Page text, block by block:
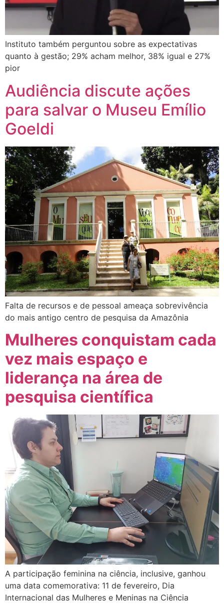
Instituto também perguntou sobre as expectativas
quanto à gestão; 29% acham melhor, 38% igual e 27%
pior
Audiência discute ações
para salvar o Museu Emílio
Goeldi
Falta de recursos e de pessoal ameaça sobrevivência
do mais antigo centro de pesquisa da Amazônia
Mulheres conquistam cada
vez mais espaço e
liderança na área de
pesquisa científica
A participação feminina na ciência, inclusive, ganhou
uma data comemorativa: 11 de fevereiro, Dia
Internacional das Mulheres e Meninas na Ciência